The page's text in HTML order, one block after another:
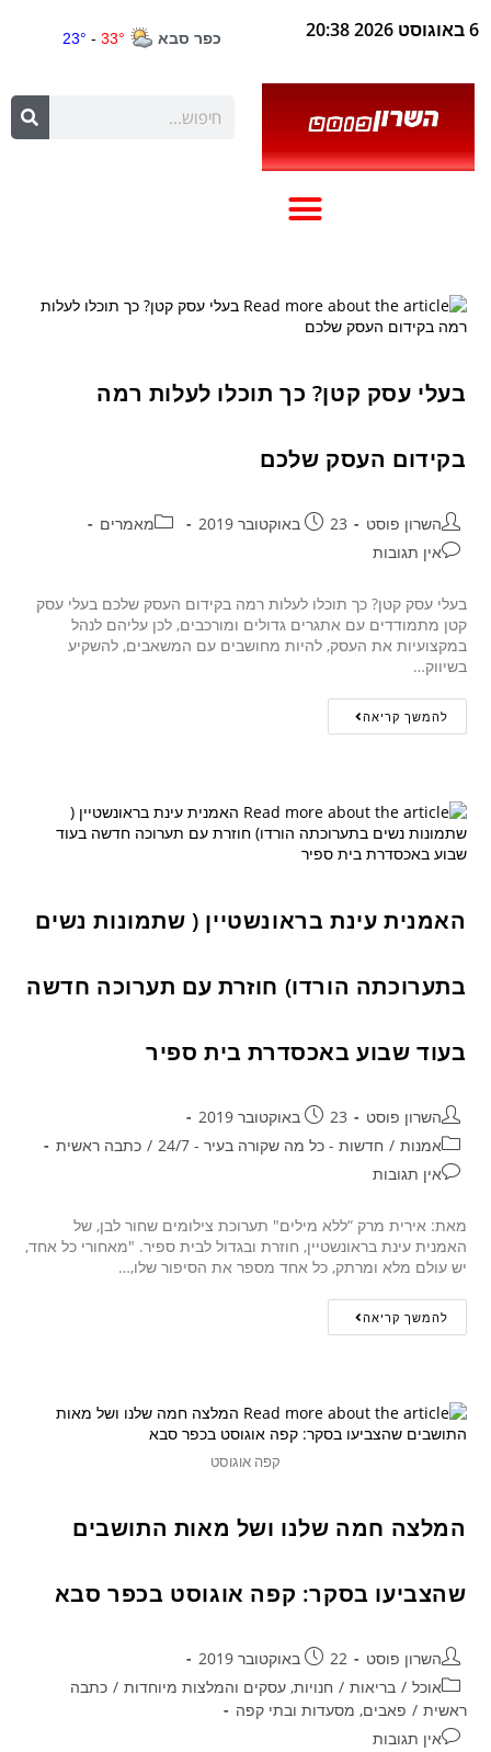
6 באוגוסט 2026 20:38
בעלי עסק קטן? כך תוכלו לעלות רמה
בקידום העסק שלכם
השרון פוסט 23 באוקטובר 2019
מאמרים
אין תגובות
בעלי עסק קטן? כך תוכלו לעלות רמה בקידום העסק שלכם בעלי עסק
קטן מתמודדים עם אתגרים גדולים ומורכבים, לכן עליהם לנהל
במקצועיות את העסק, להיות מחושבים עם המשאבים, להשקיע
בשיווק…
להמשך קריאה
האמנית עינת בראונשטיין ( שתמונות נשים
בתערוכתה הורדו) חוזרת עם תערוכה חדשה
בעוד שבוע באכסדרת בית ספיר
השרון פוסט
23 באוקטובר 2019
אמנות / חדשות - כל מה שקורה בעיר - 24/7 / כתבה ראשית
אין תגובות
מאת: אירית מרק “ללא מילים" תערוכת צילומים שחור לבן, של
האמנית עינת בראונשטיין, חוזרת ובגדול לבית ספיר. "מאחורי כל אחד,
יש עולם מלא ומרתק, כל אחד מספר את הסיפור שלו,…
להמשך קריאה
קפה אוגוסט
המלצה חמה שלנו ושל מאות התושבים
שהצביעו בסקר: קפה אוגוסט בכפר סבא
השרון פוסט
22 באוקטובר 2019
אוכל / בריאות / חנויות, עסקים והמלצות מיוחדות / כתבה
ראשית / פאבים, מסעדות ובתי קפה
אין תגובות